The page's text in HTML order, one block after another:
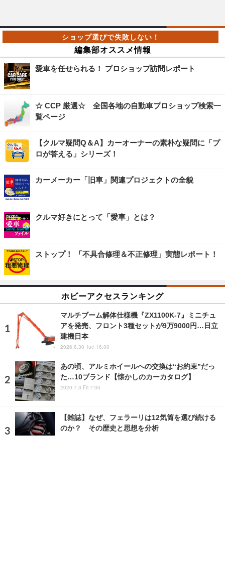
編集部オススメ情報
愛車を任せられる！ プロショップ訪問レポート
☆ CCP 厳選☆ 全国各地の自動車プロショップ検索一
覧ページ
【クルマ疑問Q＆A】カーオーナーの素朴な疑問に「プ
ロが答える」シリーズ！
カーメーカー「旧車」関連プロジェクトの全貌
クルマ好きにとって「愛車」とは？
ストップ！ 「不具合修理＆不正修理」実態レポート！
ホビーアクセスランキング
マルチブーム解体仕様機『ZX1100K-7』ミニチュ
アを発売、フロント3種セットが9万9000円…日立
建機日本
2026.6.30 Tue 16:00
あの頃、アルミホイールへの交換は“お約束”だっ
た…10ブランド【懐かしのカーカタログ】
2020.7.3 Fri 7:00
【雑誌】なぜ、フェラーリは12気筒を選び続ける
のか？ その歴史と思想を分析